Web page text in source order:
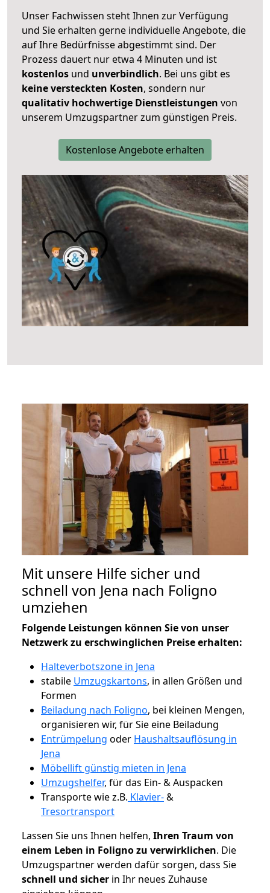
Unser Fachwissen steht Ihnen zur Verfügung
und Sie erhalten gerne individuelle Angebote, die
auf Ihre Bedürfnisse abgestimmt sind. Der
Prozess dauert nur etwa 4 Minuten und ist
kostenlos und unverbindlich. Bei uns gibt es
keine versteckten Kosten, sondern nur
qualitativ hochwertige Dienstleistungen von
unserem Umzugspartner zum günstigen Preis.
Kostenlose Angebote erhalten
Mit unsere Hilfe sicher und
schnell von Jena nach Foligno
umziehen
Folgende Leistungen können Sie von unser
Netzwerk zu erschwinglichen Preise erhalten:
Halteverbotszone in Jena
stabile Umzugskartons, in allen Größen und
Formen
Beiladung nach Foligno, bei kleinen Mengen,
organisieren wir, für Sie eine Beiladung
Entrümpelung oder Haushaltsauflösung in
Jena
Möbellift günstig mieten in Jena
Umzugshelfer, für das Ein- & Auspacken
Transporte wie z.B. Klavier-&
Tresortransport
Lassen Sie uns Ihnen helfen, Ihren Traum von
einem Leben in Foligno zu verwirklichen. Die
Umzugspartner werden dafür sorgen, dass Sie
schnell und sicher in Ihr neues Zuhause